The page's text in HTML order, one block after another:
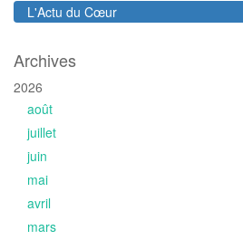
L'Actu du Cœur
Archives
2026
août
juillet
juin
mai
avril
mars